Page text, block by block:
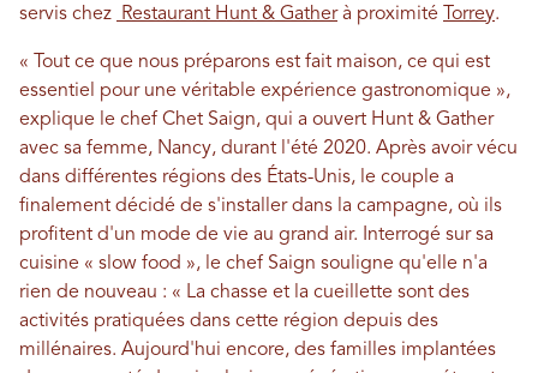
servis chez
Restaurant Hunt & Gatherà proximité Torrey.
« Tout ce que nous préparons est fait maison, ce qui est
essentiel pour une véritable expérience gastronomique »,
explique le chef Chet Saign, qui a ouvert Hunt & Gather
avec sa femme, Nancy, durant l'été 2020. Après avoir vécu
dans différentes régions des États-Unis, le couple a
finalement décidé de s'installer dans la campagne, où ils
profitent d'un mode de vie au grand air. Interrogé sur sa
cuisine « slow food », le chef Saign souligne qu'elle n'a
rien de nouveau : « La chasse et la cueillette sont des
activités pratiquées dans cette région depuis des
millénaires. Aujourd'hui encore, des familles implantées